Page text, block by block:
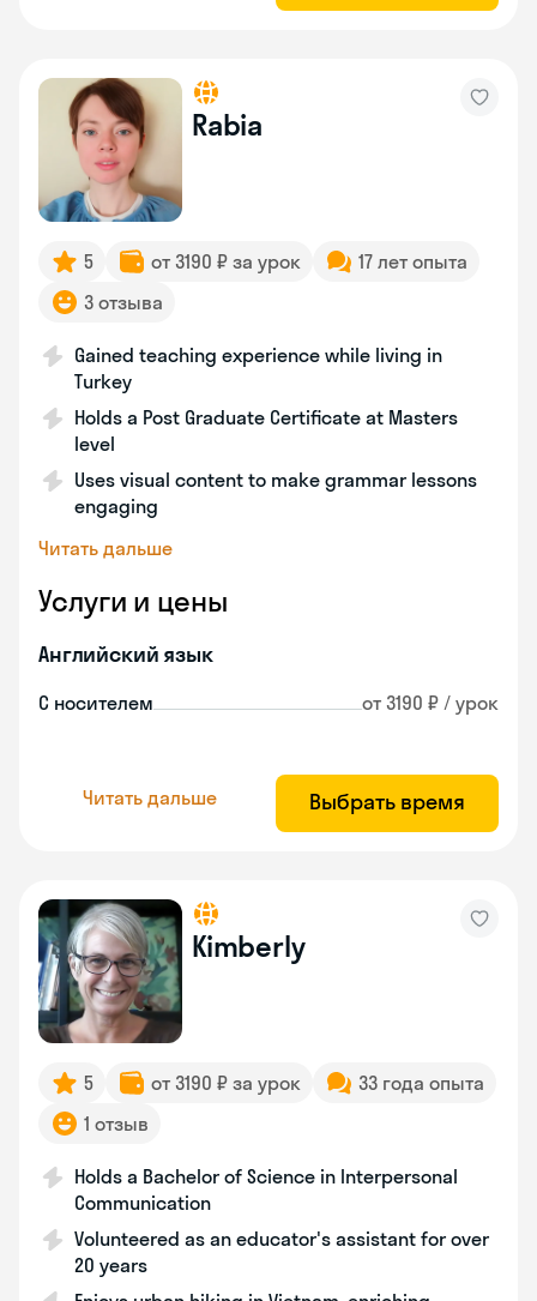
Rabia
5 от 3190 ₽ за урок
17 лет опыта
3 отзыва
Gained teaching experience while living in
Turkey
Holds a Post Graduate Certificate at Masters
level
Uses visual content to make grammar lessons
engaging
Читать дальше
Услуги и цены
Английский язык
С носителем от 3190 ₽ / урок
Читать дальше Выбрать время
Kimberly
5 от 3190 ₽ за урок
33 года опыта
1 отзыв
Holds a Bachelor of Science in Interpersonal
Communication
Volunteered as an educator's assistant for over
20 years